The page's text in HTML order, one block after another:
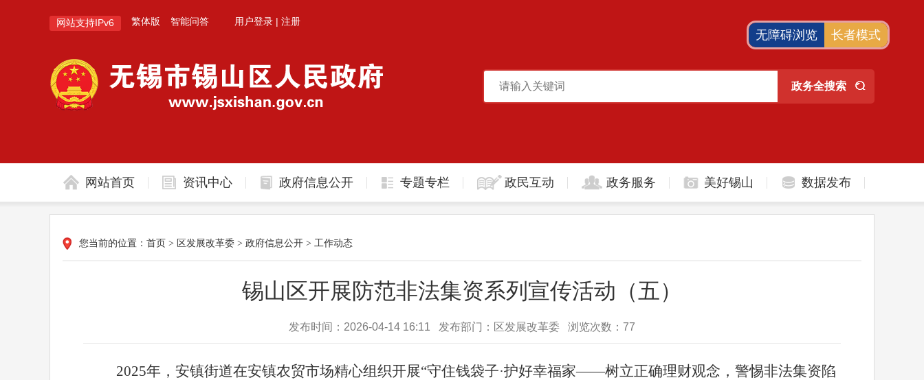
网站支持IPv6 繁体版 智能问答 用户登录 | 注册
网站首页 资讯中心 政府信息公开 专题专栏 政民互动 政务服务 美好锡山 数据发布
您当前的位置： 首页 > 区发展改革委 > 政府信息公开 > 工作动态
锡山区开展防范非法集资系列宣传活动（五）
发布时间：2026-04-14 16:11 发布部门：区发展改革委 浏览次数： 77
2025年，安镇街道在安镇农贸市场精心组织开展“守住钱袋子·护好幸福家——树立正确理财观念，警惕非法集资陷
无障碍浏览 长者模式